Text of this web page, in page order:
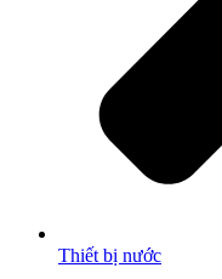
Thiết bị nước